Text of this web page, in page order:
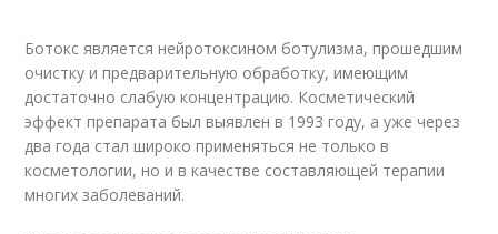
Ботокс является нейротоксином ботулизма, прошедшим
очистку и предварительную обработку, имеющим
достаточно слабую концентрацию. Косметический
эффект препарата был выявлен в 1993 году, а уже через
два года стал широко применяться не только в
косметологии, но и в качестве составляющей терапии
многих заболеваний.